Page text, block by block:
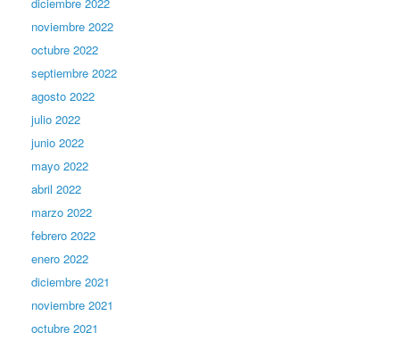
noviembre 2022
octubre 2022
septiembre 2022
agosto 2022
julio 2022
junio 2022
mayo 2022
abril 2022
marzo 2022
febrero 2022
enero 2022
diciembre 2021
noviembre 2021
octubre 2021